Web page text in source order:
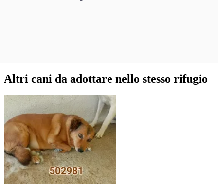
Altri cani da adottare nello stesso rifugio